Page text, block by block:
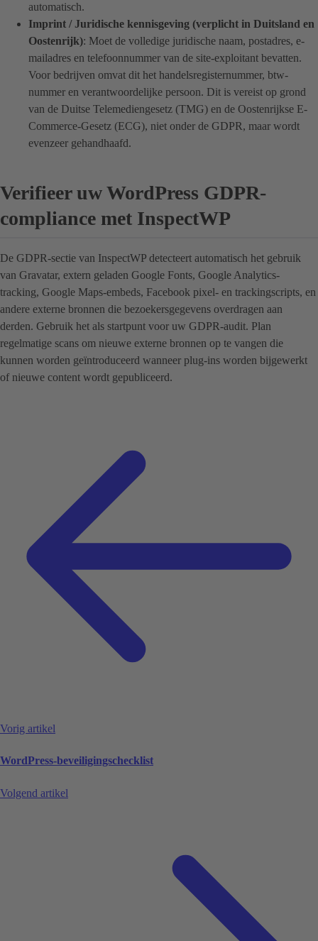
automatisch.
Imprint / Juridische kennisgeving (verplicht in Duitsland en
Oostenrijk): Moet de volledige juridische naam, postadres, e-
mailadres en telefoonnummer van de site-exploitant bevatten.
Voor bedrijven omvat dit het handelsregisternummer, btw-
nummer en verantwoordelijke persoon. Dit is vereist op grond
van de Duitse Telemediengesetz (TMG) en de Oostenrijkse E-
Commerce-Gesetz (ECG), niet onder de GDPR, maar wordt
evenzeer gehandhaafd.
Verifieer uw WordPress GDPR-
compliance met InspectWP
De GDPR-sectie van InspectWP detecteert automatisch het gebruik
van Gravatar, extern geladen Google Fonts, Google Analytics-
tracking, Google Maps-embeds, Facebook pixel- en trackingscripts, en
andere externe bronnen die bezoekersgegevens overdragen aan
derden. Gebruik het als startpunt voor uw GDPR-audit. Plan
regelmatige scans om nieuwe externe bronnen op te vangen die
kunnen worden geïntroduceerd wanneer plug-ins worden bijgewerkt
of nieuwe content wordt gepubliceerd.
Vorig artikel
WordPress-beveiligingschecklist
Volgend artikel